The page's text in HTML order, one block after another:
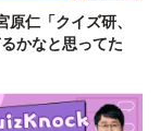
原仁「クイズ研、
かなと思ってた